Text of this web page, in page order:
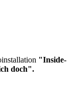
"Inside-
doch".